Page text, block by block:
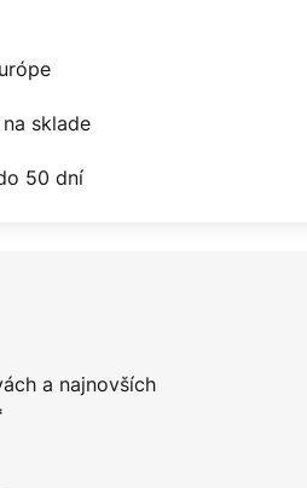
sklade
50 dní
a najnovších